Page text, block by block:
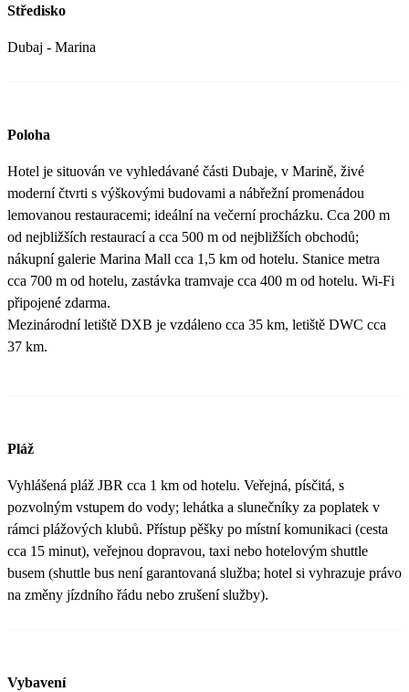
Středisko
Dubaj - Marina
Poloha
Hotel je situován ve vyhledávané části Dubaje, v Marině, živé
moderní čtvrti s výškovými budovami a nábřežní promenádou
lemovanou restauracemi; ideální na večerní procházku. Cca 200 m
od nejbližších restaurací a cca 500 m od nejbližších obchodů;
nákupní galerie Marina Mall cca 1,5 km od hotelu. Stanice metra
cca 700 m od hotelu, zastávka tramvaje cca 400 m od hotelu. Wi-Fi
připojené zdarma.
Mezinárodní letiště DXB je vzdáleno cca 35 km, letiště DWC cca
37 km.
Pláž
Vyhlášená pláž JBR cca 1 km od hotelu. Veřejná, písčitá, s
pozvolným vstupem do vody; lehátka a slunečníky za poplatek v
rámci plážových klubů. Přístup pěšky po místní komunikaci (cesta
cca 15 minut), veřejnou dopravou, taxi nebo hotelovým shuttle
busem (shuttle bus není garantovaná služba; hotel si vyhrazuje právo
na změny jízdního řádu nebo zrušení služby).
Vybavení